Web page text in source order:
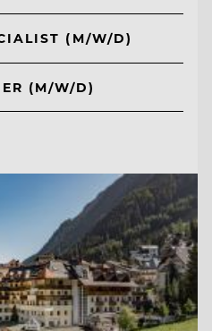
(M/W/D)
(M/W/D)